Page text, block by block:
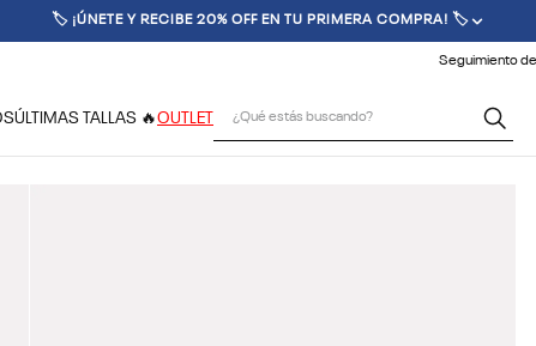
🏷️ ¡ÚNETE Y RECIBE 20% OFF EN TU PRIMERA COMPRA! 🏷️
Seguimiento
ÚLTIMAS TALLAS 🔥OUTLET